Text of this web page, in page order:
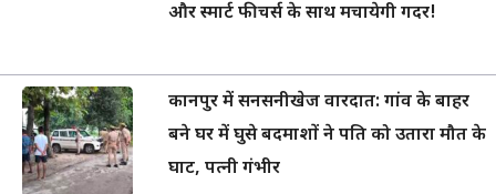
और स्मार्ट फीचर्स के साथ मचायेगी गदर!
कानपुर में सनसनीखेज वारदात: गांव के बाहर
बने घर में घुसे बदमाशों ने पति को उतारा मौत के
घाट, पत्नी गंभीर